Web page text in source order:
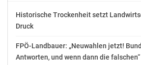
MEERESSCHUTZ ALS TEIL DES
Das neue Kinderanimationskonzept
nachhaltigen Ausrichtung der
Historische Trockenheit setzt
Druck
FPÖ-Landbauer: „Neuwahlen jetzt!
Antworten, und wenn dann die falschen“